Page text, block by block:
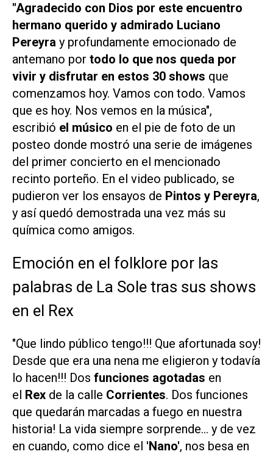
"Agradecido con Dios por este encuentro
hermano querido y admirado Luciano
Pereyra y profundamente emocionado de
antemano por todo lo que nos queda por
vivir y disfrutar en estos 30 shows que
comenzamos hoy. Vamos con todo. Vamos
que es hoy. Nos vemos en la música",
escribió el músico en el pie de foto de un
posteo donde mostró una serie de imágenes
del primer concierto en el mencionado
recinto porteño. En el video publicado, se
pudieron ver los ensayos de Pintos y Pereyra,
y así quedó demostrada una vez más su
química como amigos.
Emoción en el folklore por las
palabras de La Sole tras sus shows
en el Rex
"Que lindo público tengo!!! Que afortunada soy!
Desde que era una nena me eligieron y todavía
lo hacen!!! Dos funciones agotadas en
el Rex de la calle Corrientes. Dos funciones
que quedarán marcadas a fuego en nuestra
historia! La vida siempre sorprende… y de vez
en cuando, como dice el 'Nano', nos besa en